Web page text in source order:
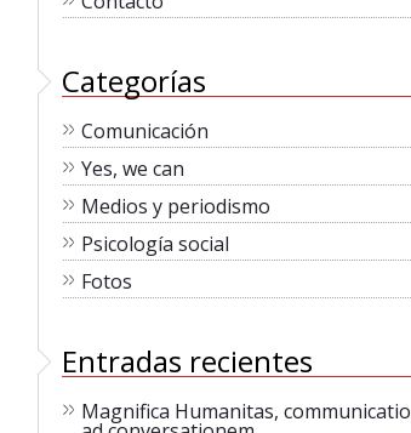
Categorías
Comunicación
Yes, we can
Medios y periodismo
Psicología social
Fotos
Entradas recientes
Magnifica Humanitas, communicatio